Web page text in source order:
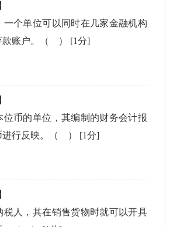
】
一个单位可以同时在几家金融机构
款账户。（ ） [1分]
】
位币的单位，其编制的财务会计报
进行反映。（ ） [1分]
】
税人，其在销售货物时就可以开具